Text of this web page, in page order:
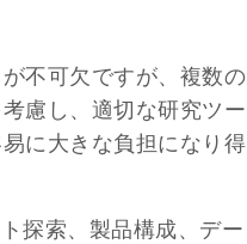
不可欠ですが、複数の
慮し、適切な研究ツー
に大きな負担になり得
ト探索、製品構成、デー